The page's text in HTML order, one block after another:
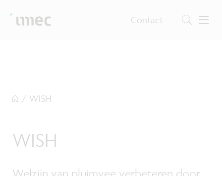
Contact
/ WISH
WISH
Welzijn van pluimvee verbeteren door